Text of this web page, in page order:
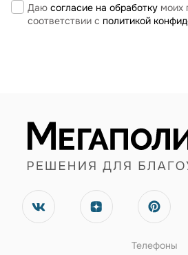
Даю согласие на обработкумоих
соответствии с политикой
Телефоны